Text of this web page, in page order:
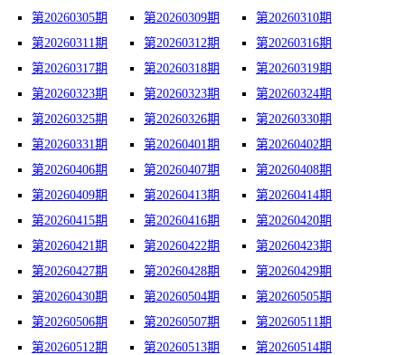
第20260305期
第20260309期
第20260310期
第20260311期
第20260312期
第20260316期
第20260317期
第20260318期
第20260319期
第20260323期
第20260323期
第20260324期
第20260325期
第20260326期
第20260330期
第20260331期
第20260401期
第20260402期
第20260406期
第20260407期
第20260408期
第20260409期
第20260413期
第20260414期
第20260415期
第20260416期
第20260420期
第20260421期
第20260422期
第20260423期
第20260427期
第20260428期
第20260429期
第20260430期
第20260504期
第20260505期
第20260506期
第20260507期
第20260511期
第20260512期
第20260513期
第20260514期